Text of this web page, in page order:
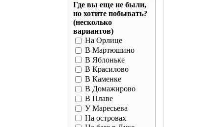
Где вы еще не были,
но хотите побывать?
(несколько
вариантов)
На Орлице
В Мартюшино
В Яблоньке
В Красилово
В Каменке
В Домажирово
В Плаве
У Маресьева
На островах